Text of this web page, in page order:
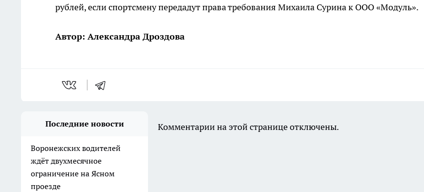
рублей, если спортсмену передадут права требования Михаила Сурина к ООО «Модуль».
Автор: Александра Дроздова
Последние новости
Воронежских водителей
ждёт двухмесячное
ограничение на Ясном
проезде
Комментарии на этой странице отключены.